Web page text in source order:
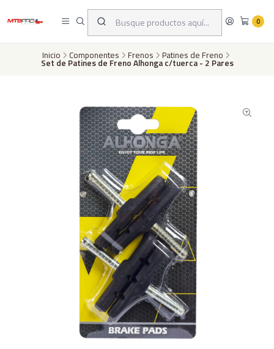
0
Despachos a todo Chile a través de Chilexpress en 24 a 72 horas hábiles
dependiento de tu ubicación | Pago con tarjeta de crédito o transferencia
Inicio Componentes Frenos Patines de Freno
Set de Patines de Freno Alhonga c/tuerca - 2 Pares